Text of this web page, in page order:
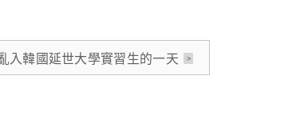
入韓國延世大學實習生的一天